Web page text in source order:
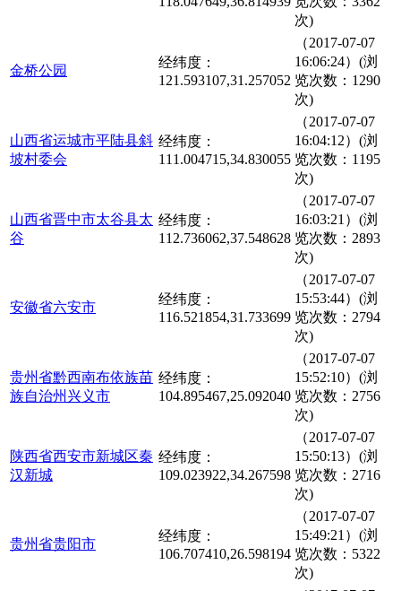
次)
金桥公园
经纬度：
121.593107,31.257052
（2017-07-07
16:06:24）(浏
览次数：1290
次)
山西省运城市平陆县斜
坡村委会
经纬度：
111.004715,34.830055
（2017-07-07
16:04:12）(浏
览次数：1195
次)
山西省晋中市太谷县太
谷
经纬度：
112.736062,37.548628
（2017-07-07
16:03:21）(浏
览次数：2893
次)
安徽省六安市
经纬度：
116.521854,31.733699
（2017-07-07
15:53:44）(浏
览次数：2794
次)
贵州省黔西南布依族苗
族自治州兴义市
经纬度：
104.895467,25.092040
（2017-07-07
15:52:10）(浏
览次数：2756
次)
陕西省西安市新城区秦
汉新城
经纬度：
109.023922,34.267598
（2017-07-07
15:50:13）(浏
览次数：2716
次)
贵州省贵阳市
经纬度：
106.707410,26.598194
（2017-07-07
15:49:21）(浏
览次数：5322
次)